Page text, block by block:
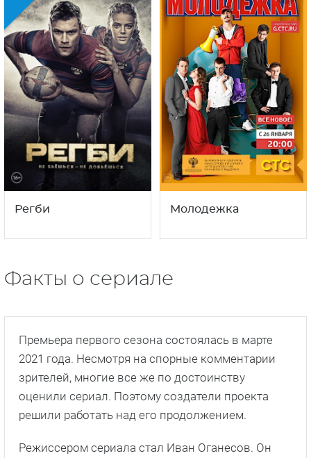
Регби Молодежка
Факты о сериале
Премьера первого сезона состоялась в марте
2021 года. Несмотря на спорные комментарии
зрителей, многие все же по достоинству
оценили сериал. Поэтому создатели проекта
решили работать над его продолжением.
Режиссером сериала стал Иван Оганесов. Он